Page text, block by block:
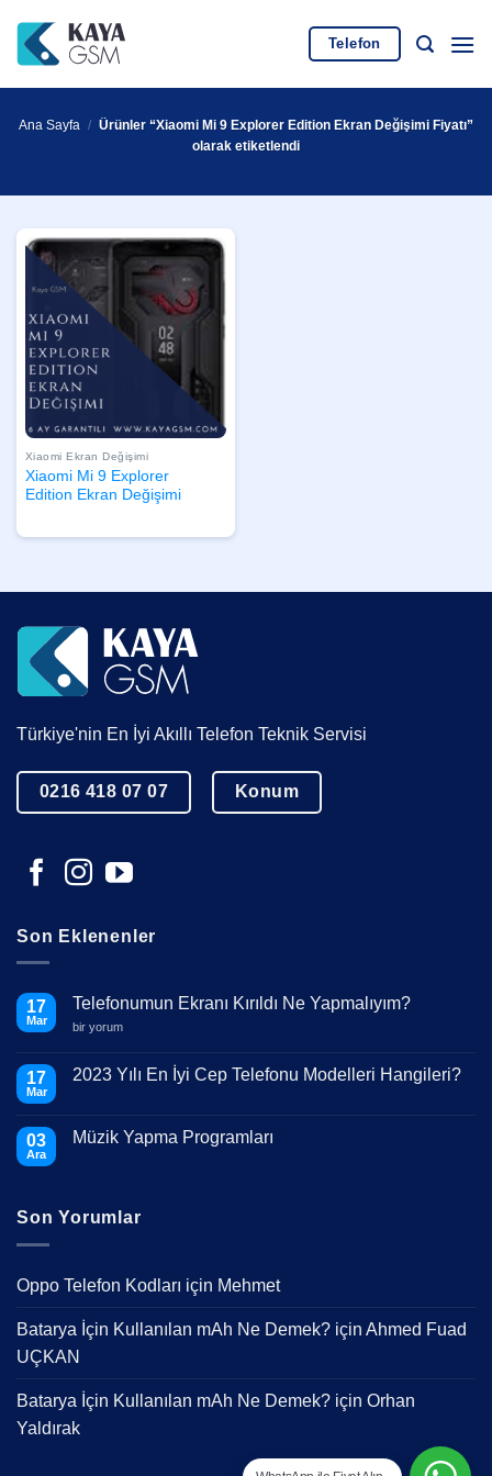
atla
Telefon
Ana Sayfa / Ürünler “Xiaomi Mi 9 Explorer Edition Ekran Değişimi Fiyatı”
olarak etiketlendi
Xiaomi Ekran Değişimi
Xiaomi Mi 9 Explorer
Edition Ekran Değişimi
Türkiye'nin En İyi Akıllı Telefon Teknik Servisi
0216 418 07 07 Konum
Son Eklenenler
17
Mar
Telefonumun Ekranı Kırıldı Ne Yapmalıyım?
Telefonumun
Ne
Yapmalıyım?
bir yorum
17
Mar
2023 Yılı En İyi Cep Telefonu Modelleri Hangileri?
Yılı
Modelleri
Hangileri?
03
Ara
Müzik Yapma Programları
Programları
Son Yorumlar
Oppo Telefon Kodları için Mehmet
Batarya İçin Kullanılan mAh Ne Demek? için Ahmed Fuad
UÇKAN
Batarya İçin Kullanılan mAh Ne Demek? için Orhan
Yaldırak